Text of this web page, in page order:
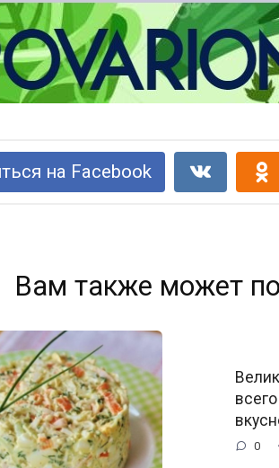
на Facebook
Вам также может
0